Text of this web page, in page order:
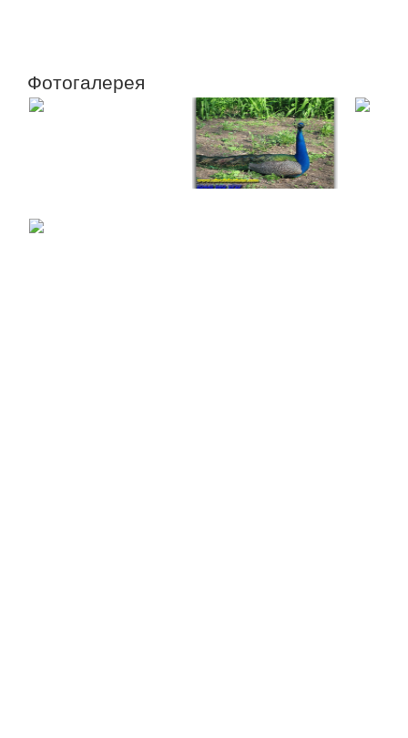
Фотогалерея